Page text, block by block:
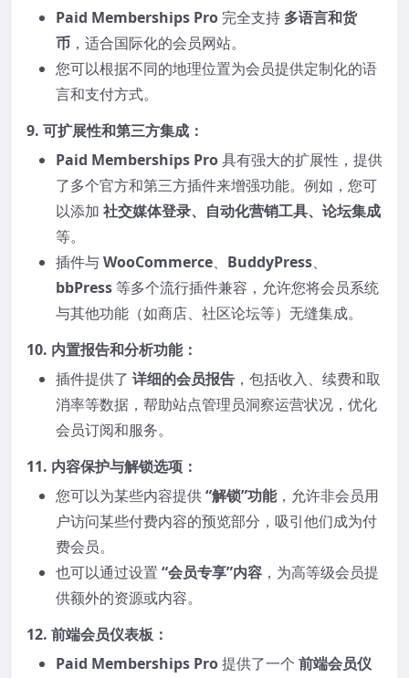
Paid Memberships Pro 完全支持 多语言和货
币 ，适合国际化的会员网站。
您可以根据不同的地理位置为会员提供定制化的语
言和支付方式。
9. 可扩展性和第三方集成 ：
Paid Memberships Pro具有强大的扩展性，提供
了多个官方和第三方插件来增强功能。例如，您可
以添加 社交媒体登录、自动化营销工具、论坛集成
等。
插件与WooCommerce、 BuddyPress、
bbPress 等多个流行插件兼容，允许您将会员系统
与其他功能（如商店、社区论坛等）无缝集成。
10. 内置报告和分析功能：
插件提供了 详细的会员报告 ，包括收入、续费和取
消率等数据，帮助站点管理员洞察运营状况，优化
会员订阅和服务。
11. 内容保护与解锁选项 ：
您可以为某些内容提供“解锁”功能，允许非会员用
户访问某些付费内容的预览部分，吸引他们成为付
费会员。
也可以通过设置 “会员专享”内容 ，为高等级会员提
供额外的资源或内容。
12. 前端会员仪表板 ：
Paid Memberships Pro提供了一个 前端会员仪